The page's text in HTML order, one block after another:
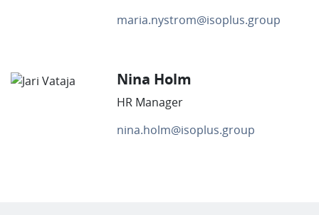
maria.nystrom@isoplus.group
Nina Holm
HR Manager
nina.holm@isoplus.group